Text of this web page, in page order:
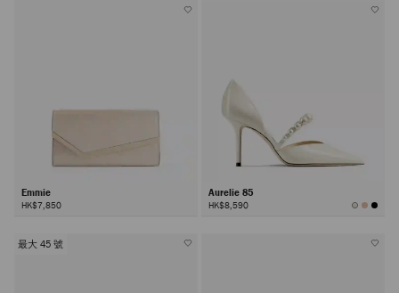
Emmie
HK$7,850
Aurelie 85
HK$8,590
最大 45 號